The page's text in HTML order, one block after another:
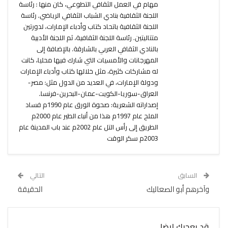
مهام في العمل الثقافي التطوعي، كان منها : رئاسة
اللجنة الثقافية بنادي الشباب الثقافي الرياضي. رئاسة
اللجنة الثقافية باتحاد كتاب وأدباء الإمارات، لدورتين
متتاليتين. رئاسة اللجنة الثقافية، ثم اللجنة الأدبية
بالنادي الثقافي العربي بالشارقة. بالإضافة إلى
المهرجانات والأمسيات التي شارك فيها محليا، كانت
له مشاركات كثيرة، مثل خلالها كتاب وأدباء الإمارات
ودولة الإمارات، في العديد من الدول مثل: مصر-
العراق-سوريا-الكويت-عمان-البحرين-فرنسا.
إصداراته الشعرية: صحوة الورق عام 1990م فساد
الملح عام 1997م هذا من أنباء الطير عام 2000م
الطريق إلى رأس التل عام 2002م عند باب المدينة عام
2003م سكر الوقت
السابق
وآخرهم أبو الصعاليك
التالي
الحقيقة